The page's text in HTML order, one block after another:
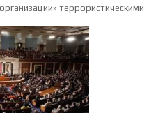
террористическими